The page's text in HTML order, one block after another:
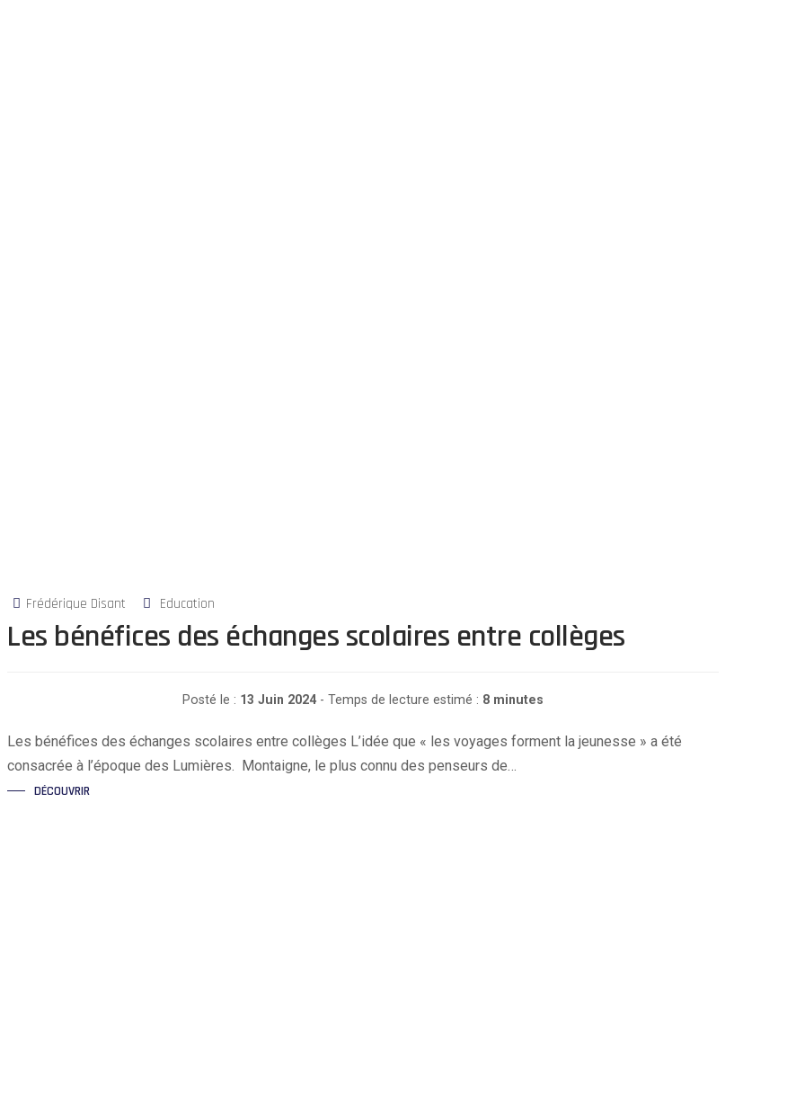
Frédérique Disant Education
Les bénéfices des échanges scolaires entre collèges
Posté le : 13 Juin 2024 - Temps de lecture estimé : 8 minutes
Les bénéfices des échanges scolaires entre collèges L’idée que « les voyages forment la jeunesse » a été
consacrée à l’époque des Lumières. Montaigne, le plus connu des penseurs de…
DÉCOUVRIR